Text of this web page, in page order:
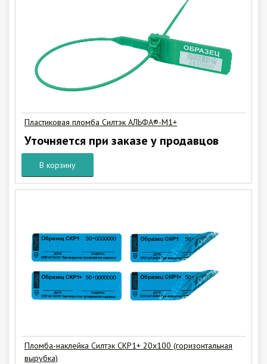
Пластиковая пломба Силтэк АЛЬФА®-М1+
Уточняется при заказе у продавцов
В корзину
Пломба-наклейка Силтэк СКР1+ 20х100 (горизонтальная
вырубка)